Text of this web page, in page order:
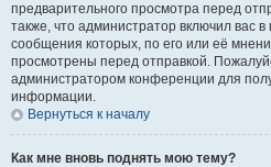
предварительного просмотра перед
также, что администратор включил вас в
сообщения которых, по его или её
просмотрены перед отправкой.
администратором конференции для
информации.
Вернуться к началу
Как мне вновь поднять мою тему?